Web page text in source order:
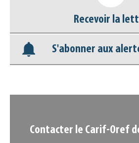
Base documentaire
Nos veilles Scoop.it
Recevoir la
S'abonner aux
Contacter le Carif-Oref